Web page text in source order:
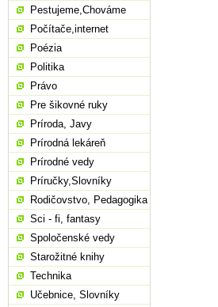
Pestujeme,Chováme
Počítače,internet
Poézia
Politika
Právo
Pre šikovné ruky
Príroda, Javy
Prírodná lekáreň
Prírodné vedy
Príručky,Slovníky
Rodičovstvo, Pedagogika
Sci - fi, fantasy
Spoločenské vedy
Starožitné knihy
Technika
Učebnice, Slovníky